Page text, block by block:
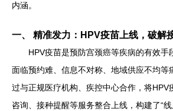
内涵。
一、 精准发力：HPV疫苗上线，破解
HPV疫苗是预防宫颈癌等疾病的有效手
面临预约难、信息不对称、地域供应不均等
过与正规医疗机构、疾控中心合作，将HPV
咨询、接种提醒等服务整合上线，构建了“